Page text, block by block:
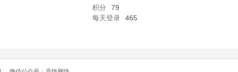
积分 79
每天登录 465